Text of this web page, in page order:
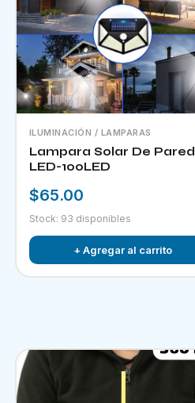
ILUMINACIÓN / LAMPARAS
Lampara Solar De Pared
LED-100LED
$65.00
Stock: 93 disponibles
+ Agregar al carrito